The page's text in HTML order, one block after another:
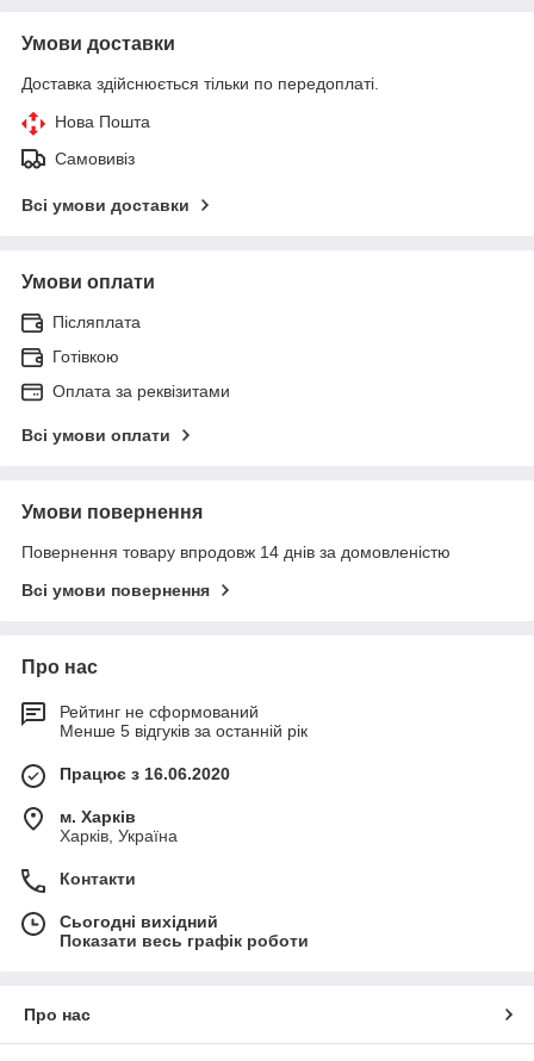
Умови доставки
Доставка здійснюється тільки по передоплаті.
Нова Пошта
Самовивіз
Всі умови доставки
Умови оплати
Післяплата
Готівкою
Оплата за реквізитами
Всі умови оплати
Умови повернення
Повернення товару впродовж 14 днів за домовленістю
Всі умови повернення
Про нас
Рейтинг не сформований
Менше 5 відгуків за останній рік
Працює з 16.06.2020
м. Харків
Харків, Україна
Контакти
Сьогодні вихідний
Показати весь графік роботи
Про нас